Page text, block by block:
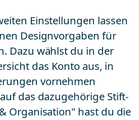
Einstellungen lassen
Designvorgaben für
Dazu wählst du in der
das Konto aus, in
vornehmen
das dazugehörige Stift-
Organisation" hast du die